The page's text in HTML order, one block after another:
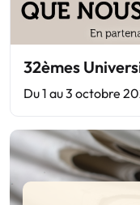
32èmes
Du 1 au 3 octobre